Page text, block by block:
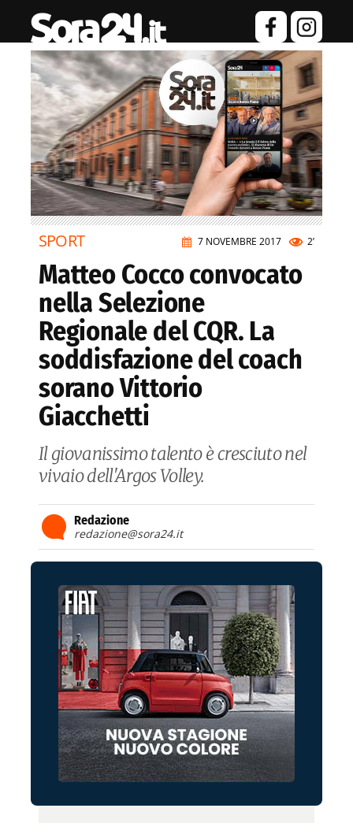
7 NOVEMBRE 2017 2’
SPORT
Matteo Cocco convocato
nella Selezione
Regionale del CQR. La
soddisfazione del coach
sorano Vittorio
Giacchetti
Il giovanissimo talento è cresciuto nel
vivaio dell'Argos Volley.
Redazione
redazione@sora24.it